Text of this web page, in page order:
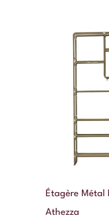
Étagère Métal
Athezza